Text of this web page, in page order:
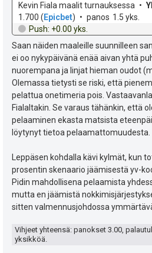
i
k
o
h
Kevin Fiala maalit turnauksessa
v
1.700 ( Epicbet) panos 1.5 yks.
Push: +0.00 yks.
Saan näiden maaleille suunnilleen
ei oo nykypäivänä enää aivan yhtä
nuorempana ja linjat hieman oudot
Olemassa tietysti se riski, että
pelattua onetimeria pois.
Fialaltakin. Se varaus tähänkin, että
pelaaminen ekasta matsista
löytynyt tietoa pelaamattomuudesta.
Leppäsen kohdalla kävi kylmät, kun
prosentin skenaario jäämisestä yv-
Pidin mahdollisena pelaamista
mutta en jäämistä
sitten valmennusjohdossa
Vihjeet yhteensä: panokset 3.00 ,
yksikköä.